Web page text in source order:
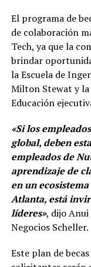
El programa de
de colaboración
Tech, ya que la
brindar
la Escuela de
Milton Stewat y
Educación
«Si los
global, deben
empleados de
aprendizaje de
en un
Atlanta, está
líderes», dijo Anui
Negocios Scheller.
Este plan de